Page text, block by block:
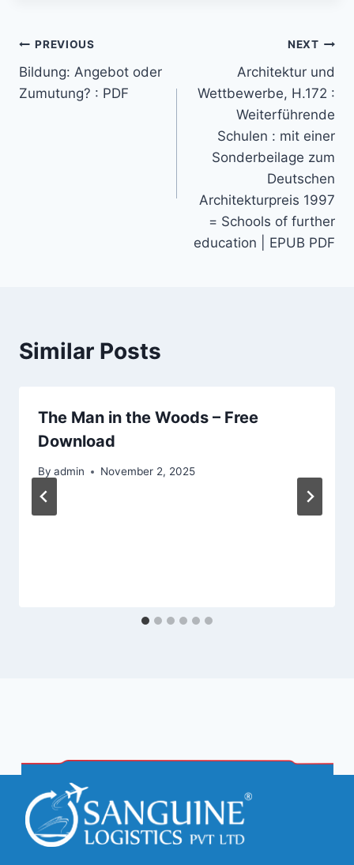
PREVIOUS
Bildung: Angebot oder
Zumutung? : PDF
NEXT
Architektur und
Wettbewerbe, H.172 :
Weiterführende
Schulen : mit einer
Sonderbeilage zum
Deutschen
Architekturpreis 1997
= Schools of further
education | EPUB PDF
Similar Posts
The Man in the Woods – Free
Download
By admin November 2, 2025